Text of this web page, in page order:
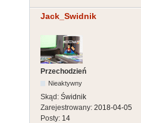
Jack_Swidnik
Przechodzień
Nieaktywny
Skąd: Świdnik
Zarejestrowany: 2018-04-05
Posty: 14